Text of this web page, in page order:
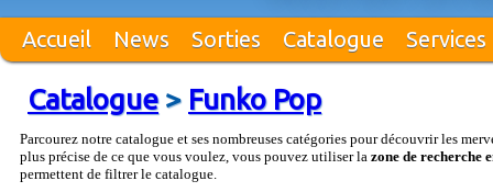
Accueil News Sorties Catalogue Services
Catalogue> Funko Pop
Parcourez notre catalogue et ses nombreuses catégories pour découvrir les
plus précise de ce que vous voulez, vous pouvez utiliser la zone de recherche
permettent de filtrer le catalogue.